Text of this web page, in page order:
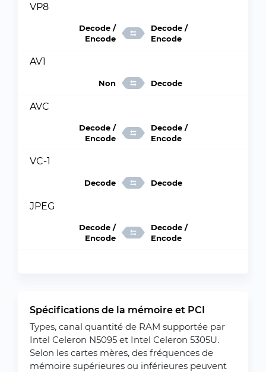
VP8
Decode /
Encode
Decode /
Encode
AV1
Non Decode
AVC
Decode /
Encode
Decode /
Encode
VC-1
Decode Decode
JPEG
Decode /
Encode
Decode /
Encode
Spécifications de la mémoire et PCI
Types, canal quantité de RAM supportée par
Intel Celeron N5095 et Intel Celeron 5305U.
Selon les cartes mères, des fréquences de
mémoire supérieures ou inférieures peuvent